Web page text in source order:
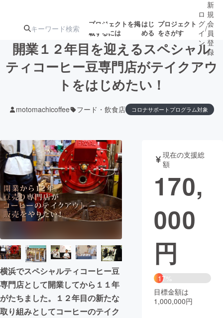
プロジェクトを掲
載するには
はじ
める
プロジェクト
をさがす
注目のリ 注目の新着プロ
ジェクト
募集終了が近いプ
テクノロジー・ガジェット ゲーム・サ
映像・映画 書籍・雑誌
ビジネス・起業 チャレンジ
まちづくり・地域活性化
CAMPFIRE for Social Good
CAMPFIRE Creation
CAMPFIREふるさと納税machi-ya コミュニティ
ロ
グ
イ
ン
/
新
規
会
員
登
録
開業１２年目を迎えるスペシャル
ティコーヒー豆専門店がテイクアウ
トをはじめたい！
motomachicoffee フード・飲食店 コロナサポートプログラム対象
横浜でスペシャルティコーヒー豆
専門店として開業してから１１年
がたちました。１２年目の新たな
取り組みとしてコーヒーのテイク
現在の支援総
額
170,
000
円
17%
目標金額は
1,000,000円